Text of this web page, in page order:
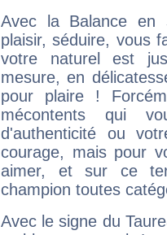
Avec la Balance en
plaisir, séduire, vous
votre naturel est
mesure, en
pour plaire !
mécontents qui
d'authenticité ou
courage, mais pour
aimer, et sur ce
champion toutes
Avec le signe du